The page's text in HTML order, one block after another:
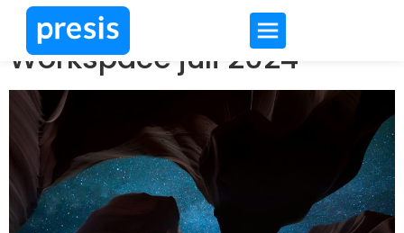
Nieuw in Google
Workspace juli 2024